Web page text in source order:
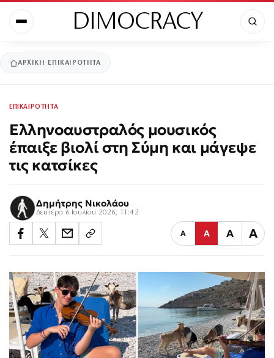
DIMOCRACY
ΑΡΧΙΚΉ ΕΠΙΚΑΙΡΟΤΗΤΑ
ΕΠΙΚΑΙΡΟΤΗΤΑ
Ελληνοαυστραλός μουσικός
έπαιξε βιολί στη Σύμη και μάγεψε
τις κατσίκες
Δημήτρης Νικολάου
Δευτέρα 6 Ιουλίου 2026, 11:42
Α Α Α Α